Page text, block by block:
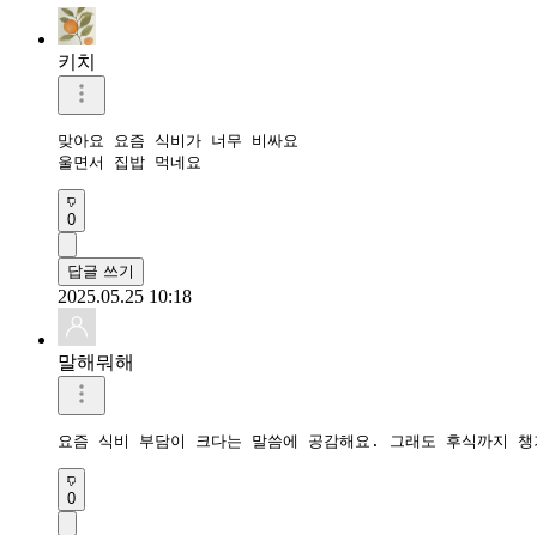
키치
맞아요 요즘 식비가 너무 비싸요
울면서 집밥 먹네요
0
답글 쓰기
2025.05.25 10:18
말해뭐해
요즘 식비 부담이 크다는 말씀에 공감해요. 그래도 후식까지
0